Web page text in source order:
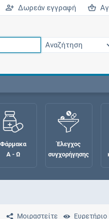
Δωρεάν εγγραφή
Φάρμακα
Α - Ω
Έλεγχος
συγχορήγησης
Μοιραστείτε Ευρετήριο